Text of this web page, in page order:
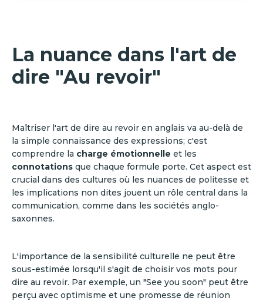
La nuance dans l'art de
dire "Au revoir"
Maîtriser l'art de dire au revoir en anglais va au-delà de
la simple connaissance des expressions; c'est
comprendre la charge émotionnelle et les
connotations que chaque formule porte. Cet aspect est
crucial dans des cultures où les nuances de politesse et
les implications non dites jouent un rôle central dans la
communication, comme dans les sociétés anglo-
saxonnes.
L'importance de la sensibilité culturelle ne peut être
sous-estimée lorsqu'il s'agit de choisir vos mots pour
dire au revoir. Par exemple, un "See you soon" peut être
perçu avec optimisme et une promesse de réunion